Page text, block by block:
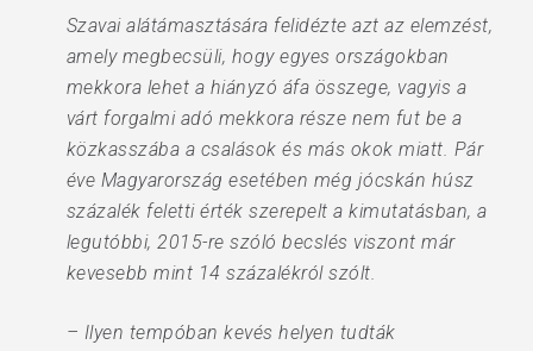
Szavai alátámasztására felidézte azt az elemzést,
amely megbecsüli, hogy egyes országokban
mekkora lehet a hiányzó áfa összege, vagyis a
várt forgalmi adó mekkora része nem fut be a
közkasszába a csalások és más okok miatt. Pár
éve Magyarország esetében még jócskán húsz
százalék feletti érték szerepelt a kimutatásban, a
legutóbbi, 2015-re szóló becslés viszont már
kevesebb mint 14 százalékról szólt.
– Ilyen tempóban kevés helyen tudták